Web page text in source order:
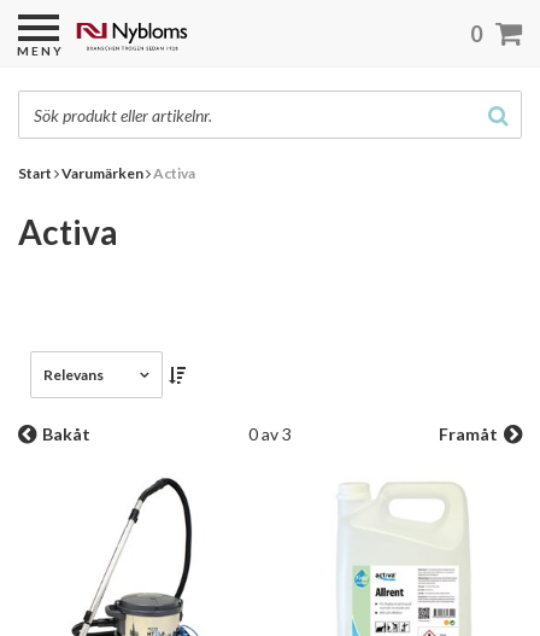
Start Varumärken Activa
Activa
Relevans
Bakåt 0 av 3 Framåt
MENY
0